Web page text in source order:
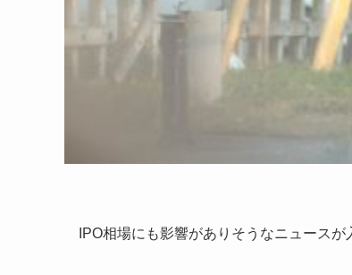
IPO相場にも影響がありそうなニュースが